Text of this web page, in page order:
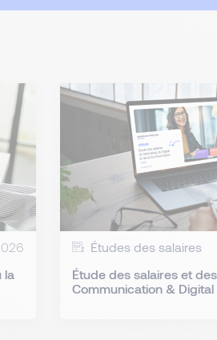
la
Études des salaires
Étude des salaires et
Communication &